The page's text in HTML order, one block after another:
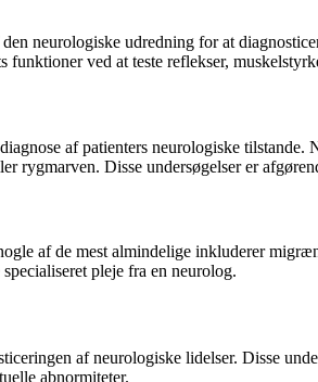
neurologiske udredning for at
funktioner ved at teste reflekser,
af patienters neurologiske
rygmarven. Disse undersøgelser er
af de mest almindelige inkluderer
pleje fra en neurolog.
af neurologiske lidelser. Disse
abnormiteter.